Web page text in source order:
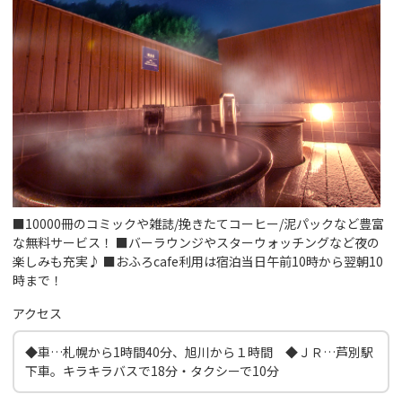
■10000冊のコミックや雑誌/挽きたてコーヒー/泥パックなど豊富
な無料サービス！ ■バーラウンジやスターウォッチングなど夜の
楽しみも充実♪ ■おふろcafe利用は宿泊当日午前10時から翌朝10
時まで！
アクセス
◆車…札幌から1時間40分、旭川から１時間 ◆ＪＲ…芦別駅
下車。キラキラバスで18分・タクシーで10分